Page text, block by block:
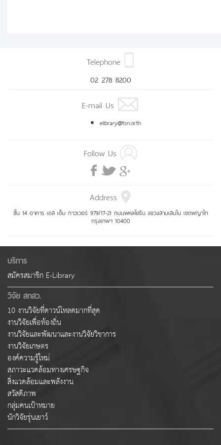
Telephone
02 278 8200
E-mail Us
elibrary@tsri.or.th
Follow Us
Address
ชั้น 14 อาคาร เอส เอ็ม ทาวเวอร์ 979/17-21 ถนนพหลโยธิน แขวงสามเสนใน เขตพญาไท
กรุงเทพฯ 10400
บริการ
สมัครสมาชิก E-Library
วิจัย สกสว.
10 งานวิจัยที่ดาวน์โหลดมากที่สุด
งานวิจัยเพื่อท้องถิ่น
งานวิจัยและพัฒนาและงานวิจัยวิชาการ
งานวิจัยเกษตร
องค์ความรู้ใหม่
สภาวะแวดล้อมทางเศรษฐกิจ
สิ่งแวดล้อมและพลังงาน
สวัสดิภาพ
กลุ่มคนเป้าหมาย
นักวิจัยรุ่นเยาว์